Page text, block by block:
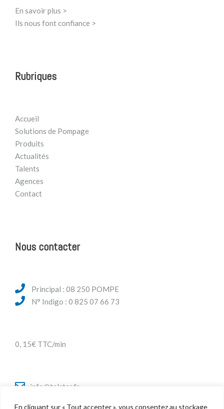
En cliquant sur « Tout accepter », vous consentez au stockage
En savoir plus >
Ils nous font confiance >
Rubriques
Accueil
Solutions de Pompage
Produits
Actualités
Talents
Agences
Contact
Nous contacter
Principal : 08 250 POMPE
N° Indigo : 0 825 07 66 73
0, 15€ TTC/min
info@telstar.fr